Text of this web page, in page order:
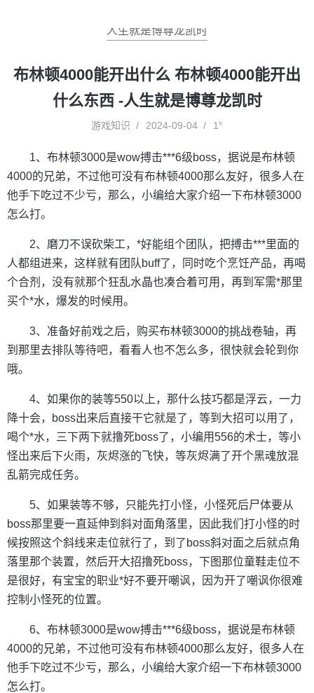
人生就是博尊龙凯时
布林顿4000能开出什么 布林顿4000能开出
什么东西 -人生就是博尊龙凯时
游戏知识 2024-09-04 1°
1、布林顿3000是wow搏击***6级boss，据说是布林顿
4000的兄弟，不过他可没有布林顿4000那么友好，很多人在
他手下吃过不少亏，那么，小编给大家介绍一下布林顿3000
怎么打。
2、磨刀不误砍柴工，*好能组个团队，把搏击***里面的
人都组进来，这样就有团队buff了，同时吃个烹饪产品，再喝
个合剂，没有就那个狂乱水晶也凑合着可用，再到军需*那里
买个*水，爆发的时候用。
3、准备好前戏之后，购买布林顿3000的挑战卷轴，再
到那里去排队等待吧，看看人也不怎么多，很快就会轮到你
哦。
4、如果你的装等550以上，那什么技巧都是浮云，一力
降十会，boss出来后直接干它就是了，等到大招可以用了，
喝个*水，三下两下就撸死boss了，小编用556的术士，等小
怪出来后下火雨，灰烬涨的飞快，等灰烬满了开个黑魂放混
乱箭完成任务。
5、如果装等不够，只能先打小怪，小怪死后尸体要从
boss那里要一直延伸到斜对面角落里，因此我们打小怪的时
候按照这个斜线来走位就行了，到了boss斜对面之后就点角
落里那个装置，然后开大招撸死boss，下图那位童鞋走位不
是很好，有宝宝的职业*好不要开嘲讽，因为开了嘲讽你很难
控制小怪死的位置。
6、布林顿3000是wow搏击***6级boss，据说是布林顿
4000的兄弟，不过他可没有布林顿4000那么友好，很多人在
他手下吃过不少亏，那么，小编给大家介绍一下布林顿3000
怎么打。